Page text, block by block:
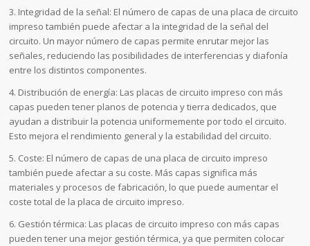
3. Integridad de la señal: El número de capas de una placa de circuito
impreso también puede afectar a la integridad de la señal del
circuito. Un mayor número de capas permite enrutar mejor las
señales, reduciendo las posibilidades de interferencias y diafonía
entre los distintos componentes.
4. Distribución de energía: Las placas de circuito impreso con más
capas pueden tener planos de potencia y tierra dedicados, que
ayudan a distribuir la potencia uniformemente por todo el circuito.
Esto mejora el rendimiento general y la estabilidad del circuito.
5. Coste: El número de capas de una placa de circuito impreso
también puede afectar a su coste. Más capas significa más
materiales y procesos de fabricación, lo que puede aumentar el
coste total de la placa de circuito impreso.
6. Gestión térmica: Las placas de circuito impreso con más capas
pueden tener una mejor gestión térmica, ya que permiten colocar